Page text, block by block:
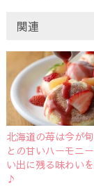
関連
北海道の苺は今が
との甘いハーモニ
い出に残る味わい
♪